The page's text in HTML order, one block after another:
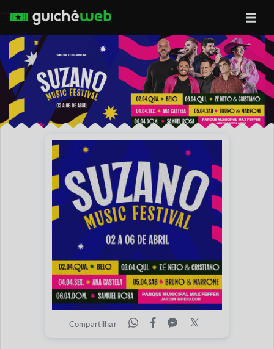
Compartilhar